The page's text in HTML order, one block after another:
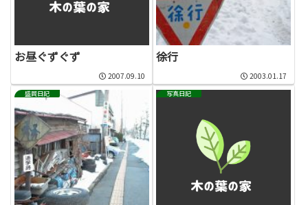
お昼ぐずぐず
2007.09.10
徐行
2003.01.17
盛岡日記 写真日記